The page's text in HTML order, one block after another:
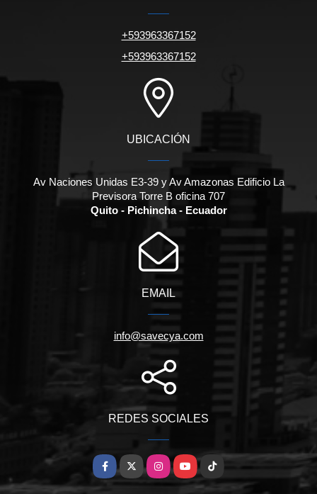
+593963367152
+593963367152
UBICACIÓN
Av Naciones Unidas E3-39 y Av Amazonas Edificio La
Previsora Torre B oficina 707
Quito - Pichincha - Ecuador
EMAIL
info@savecya.com
REDES SOCIALES
Facebook
X InstagramYouTubeTikTok